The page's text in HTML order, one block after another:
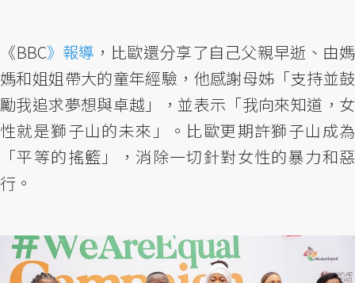
《BBC》報導 ，比歐還分享了自己父親早逝、由媽
媽和姐姐帶大的童年經驗，他感謝母姊「支持並鼓
勵我追求夢想與卓越」，並表示「我向來知道，女
性就是獅子山的未來」。比歐更期許獅子山成為
「平等的搖籃」，消除一切針對女性的暴力和惡
行。